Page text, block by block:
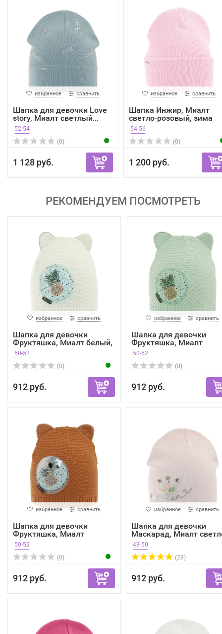
избранное сравнить
Шапка для девочки Love
story, Миалт светлый...
52-54
(0)
1 128 руб.
избранное сравнить
Шапка Инжир, Миалт
светло-розовый, зима
54-56
(0)
1 200 руб.
РЕКОМЕНДУЕМ ПОСМОТРЕТЬ
избранное сравнить
Шапка для девочки
Фруктяшка, Миалт белый,
лето
50-52
(0)
912 руб.
избранное сравнить
Шапка для девочки
Фруктяшка, Миалт
мятный, ...
50-52
(0)
912 руб.
избранное сравнить
Шапка для девочки
Фруктяшка, Миалт
морковны...
50-52
(0)
912 руб.
избранное сравнить
Шапка для девочки
Маскарад, Миалт
ро...
48-50
(28)
912 руб.